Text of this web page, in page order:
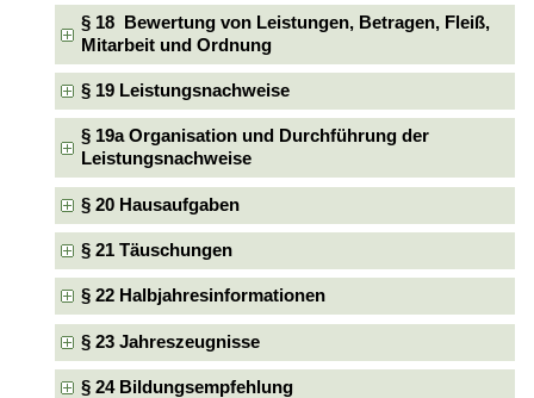
§ 18 Bewertung von Leistungen, Betragen, Fleiß,
Mitarbeit und Ordnung
§ 19 Leistungsnachweise
§ 19a Organisation und Durchführung der
Leistungsnachweise
§ 20 Hausaufgaben
§ 21 Täuschungen
§ 22 Halbjahresinformationen
§ 23 Jahreszeugnisse
§ 24 Bildungsempfehlung